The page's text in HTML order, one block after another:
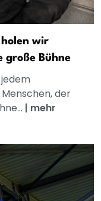
wir
große Bühne
der
| mehr